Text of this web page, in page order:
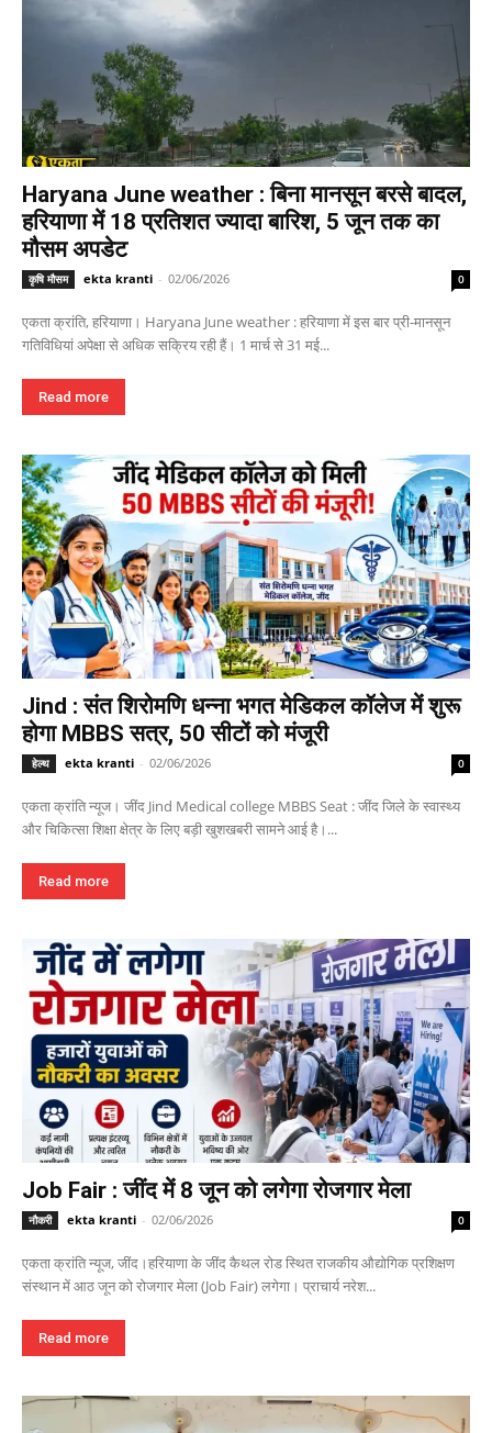
Haryana June weather : बिना मानसून बरसे बादल,
हरियाणा में 18 प्रतिशत ज्यादा बारिश, 5 जून तक का
मौसम अपडेट
कृषि मौसम ekta kranti - 02/06/2026 0
एकता क्रांति, हरियाणा। Haryana June weather : हरियाणा में इस बार प्री-मानसून
गतिविधियां अपेक्षा से अधिक सक्रिय रही हैं। 1 मार्च से 31 मई...
Read more
Jind : संत शिरोमणि धन्ना भगत मेडिकल कॉलेज में शुरू
होगा MBBS सत्र, 50 सीटों को मंजूरी
हेल्थ ekta kranti - 02/06/2026 0
एकता क्रांति न्यूज। जींद Jind Medical college MBBS Seat : जींद जिले के स्वास्थ्य
और चिकित्सा शिक्षा क्षेत्र के लिए बड़ी खुशखबरी सामने आई है।...
Read more
Job Fair : जींद में 8 जून को लगेगा रोजगार मेला
नौकरी ekta kranti - 02/06/2026 0
एकता क्रांति न्यूज, जींद।हरियाणा के जींद कैथल रोड स्थित राजकीय औद्योगिक प्रशिक्षण
संस्थान में आठ जून को रोजगार मेला (Job Fair) लगेगा। प्राचार्य नरेश...
Read more